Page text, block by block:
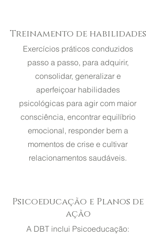
Treinamento de habilidades
Exercícios práticos conduzidos
passo a passo, para adquirir,
consolidar, generalizar e
aperfeiçoar habilidades
psicológicas para agir com maior
consciência, encontrar equilíbrio
emocional, responder bem a
momentos de crise e cultivar
relacionamentos saudáveis.
Psicoeducação e Planos de
ação
A DBT inclui Psicoeducação: